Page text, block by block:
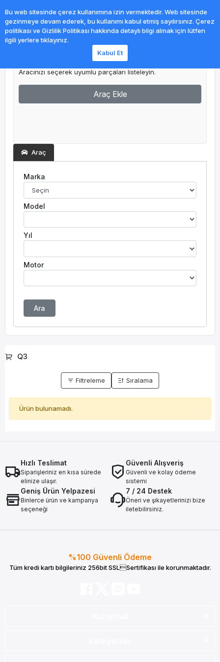
Aracınızı seçerek uyumlu parçaları listeleyin.
Araç Ekle
Araç
Marka
Model
Yıl
Motor
Ara
Q3
Filtreleme Sıralama
Ürün bulunamadı.
Hızlı Teslimat
Siparişleriniz en kısa sürede
elinize ulaşır.
Güvenli Alışveriş
Güvenli ve kolay ödeme
sistemi
Geniş Ürün Yelpazesi
Binlerce ürün ve kampanya
seçeneği
7 / 24 Destek
Öneri ve şikayetlerinizi bize
iletebilirsiniz.
%100 Güvenli Ödeme
Tüm kredi kartı bilgileriniz 256bit SSLSertifikası ile korunmaktadır.
Bu web sitesinde çerez kullanımına izin vermektedir. Web sitesinde
gezinmeye devam ederek, bu kullanımı kabul etmiş sayılırsınız. Çerez
politikası ve Gizlilik Politikası hakkında detaylı bilgi almak için lütfen
ilgili yerlere tıklayınız.
Kabul Et